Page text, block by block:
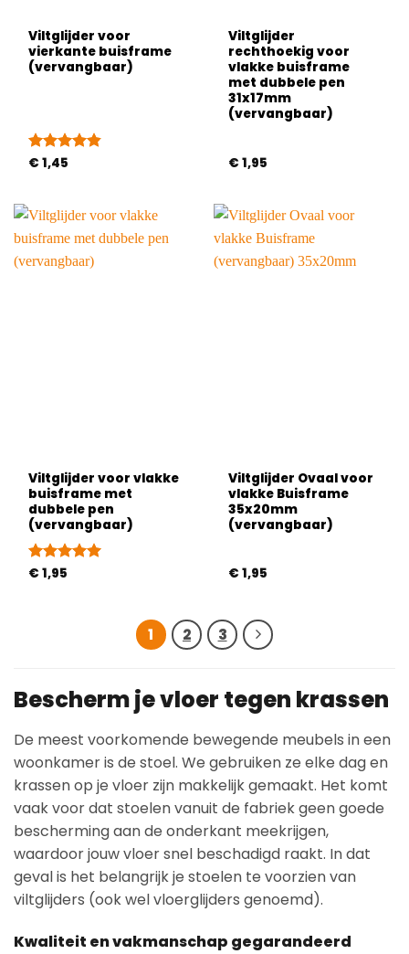
Viltglijder voor
vierkante buisframe
(vervangbaar)
Gewaardeerd
€ 1,45
Viltglijder
rechthoekig voor
vlakke buisframe
met dubbele pen
31x17mm
(vervangbaar)
€ 1,95
Viltglijder voor vlakke
buisframe met
dubbele pen
(vervangbaar)
Gewaardeerd
€ 1,95
Viltglijder Ovaal voor
vlakke Buisframe
35x20mm
(vervangbaar)
€ 1,95
1 2 3
Bescherm je vloer tegen krassen
De meest voorkomende bewegende meubels in een
woonkamer is de stoel. We gebruiken ze elke dag en
krassen op je vloer zijn makkelijk gemaakt. Het komt
vaak voor dat stoelen vanuit de fabriek geen goede
bescherming aan de onderkant meekrijgen,
waardoor jouw vloer snel beschadigd raakt. In dat
geval is het belangrijk je stoelen te voorzien van
viltglijders (ook wel vloerglijders genoemd).
Kwaliteit en vakmanschap gegarandeerd